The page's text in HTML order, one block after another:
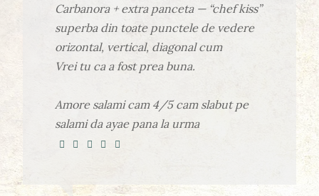
Carbanora + extra panceta — “chef kiss”
superba din toate punctele de vedere
orizontal, vertical, diagonal cum
Vrei tu ca a fost prea buna.
Amore salami cam 4/5 cam slabut pe
salami da ayae pana la urma